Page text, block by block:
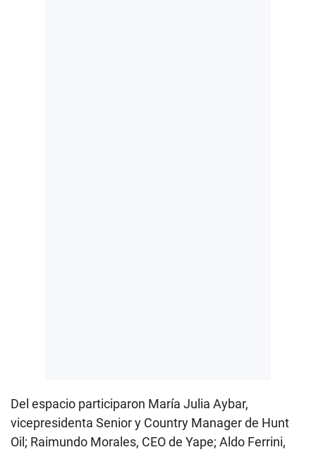
Del espacio participaron María Julia Aybar,
vicepresidenta Senior y Country Manager de Hunt
Oil; Raimundo Morales, CEO de Yape; Aldo Ferrini,